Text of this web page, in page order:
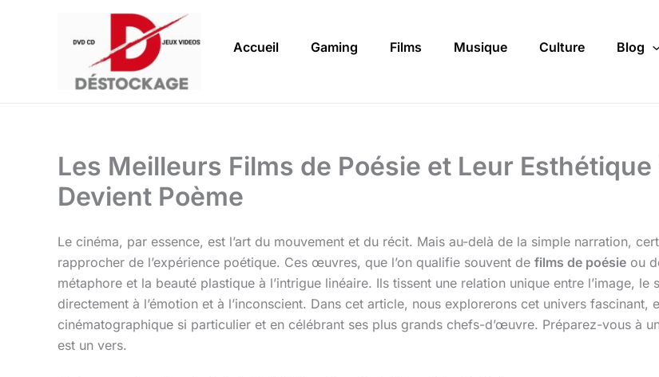
Accueil Gaming Films Musique Culture Blog
Les Meilleurs Films de Poésie et Leur
Devient Poème
Le cinéma, par essence, est l’art du mouvement et du récit. Mais au-delà de la simple narration,
rapprocher de l’expérience poétique. Ces œuvres, que l’on qualifie souvent de films de poésie ou
métaphore et la beauté plastique à l’intrigue linéaire. Ils tissent une relation unique entre l’image, le
directement à l’émotion et à l’inconscient. Dans cet article, nous explorerons cet univers
cinématographique si particulier et en célébrant ses plus grands chefs-d’œuvre. Préparez-vous à
est un vers.